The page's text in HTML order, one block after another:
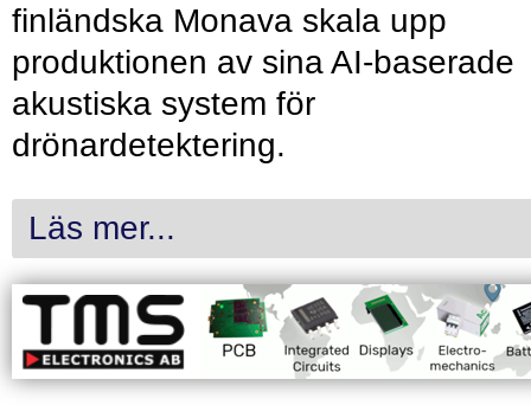
finländska Monava skala upp
produktionen av sina AI-baserade
akustiska system för
drönardetektering.
Läs mer...